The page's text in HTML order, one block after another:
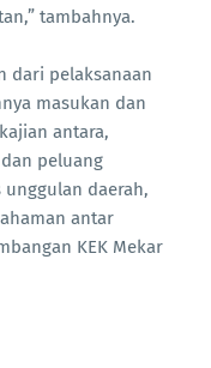
tambahnya.
dari pelaksanaan
masukan dan
antara,
peluang
daerah,
antar
KEK Mekar